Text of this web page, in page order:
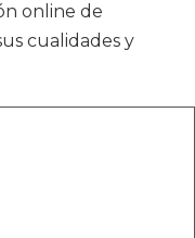
online de
cualidades y